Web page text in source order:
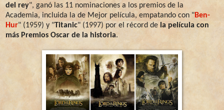
del rey", ganó las 11 nominaciones a los premios de la
Academia, incluida la de Mejor película, empatando con "Ben-
Hur" (1959) y "Titanic" (1997) por el récord de la película con
más Premios Oscar de la historia.